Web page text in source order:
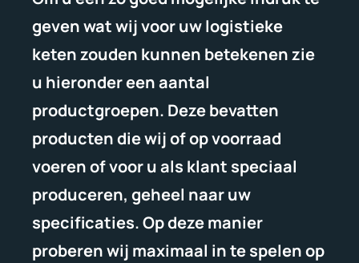
geven wat wij voor uw logistieke
keten zouden kunnen betekenen zie
u hieronder een aantal
productgroepen. Deze bevatten
producten die wij of op voorraad
voeren of voor u als klant speciaal
produceren, geheel naar uw
specificaties. Op deze manier
proberen wij maximaal in te spelen op